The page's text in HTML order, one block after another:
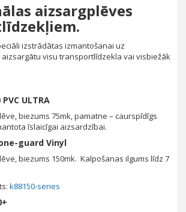
aizsargplēves
izstrādātas izmantošanai uz
visu transportlīdzekla vai visbiežāk
PVC ULTRA
biezums 75mk, pamatne – caurspīdīgs
īslaicīgai aizsardzībai.
guard Vinyl
biezums 150mk. Kalpošanas ilgums līdz 7
k88150-series